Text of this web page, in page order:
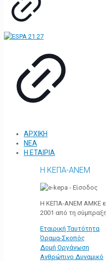
ΑΡΧΙΚΗ
ΝΕΑ
Η ΕΤΑΙΡΙΑ
Η ΚΕΠΑ-ΑΝΕΜ
Η ΚΕΠΑ-ΑΝΕΜ ΑΜΚΕ
2001 από τη
Εταιρική Ταυτότητα
Όραμα-Σκοπός
Δομή Οργάνωση
Ανθρώπινο Δυναμικό